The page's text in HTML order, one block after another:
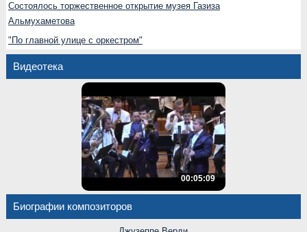
Состоялось торжественное открытие музея Газиза
Альмухаметова
"По главной улице с оркестром"
Видеотека
00:05:09
Биографии композиторов